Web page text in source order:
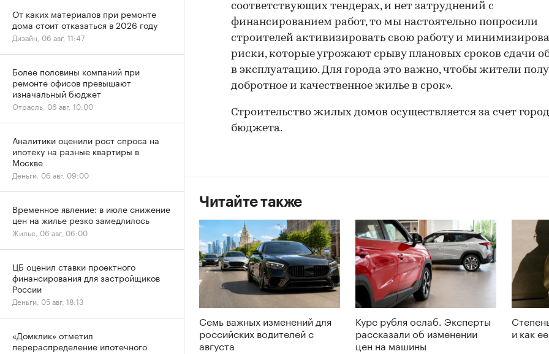
соответствующих тендерах, и нет затруднений с
финансированием работ, то мы настоятельно попросили
строителей активизировать свою работу и
риски, которые угрожают срыву плановых сроков сдачи
в эксплуатацию. Для города это важно, чтобы жители
добротное и качественное жилье в срок».
Строительство жилых домов осуществляется за счет
бюджета.
Читайте также
Семь важных изменений для
российских водителей с
августа
Курс рубля ослаб. Эксперты
рассказали об изменении
цен на машины
и как
От каких материалов при ремонте
дома стоит отказаться в 2026 году
Дизайн, 06 авг, 11:47
Более половины компаний при
ремонте офисов превышают
изначальный бюджет
Отрасль, 06 авг, 10:00
Аналитики оценили рост спроса на
ипотеку на разные квартиры в
Москве
Деньги, 06 авг, 09:00
Временное явление: в июле снижение
цен на жилье резко замедлилось
Жилье, 06 авг, 06:00
ЦБ оценил ставки проектного
финансирования для застройщиков
России
Деньги, 05 авг, 18:13
«Домклик» отметил
перераспределение ипотечного